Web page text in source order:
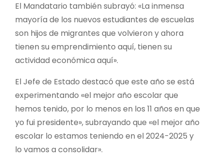
El Mandatario también subrayó: «La inmensa
mayoría de los nuevos estudiantes de escuelas
son hijos de migrantes que volvieron y ahora
tienen su emprendimiento aquí, tienen su
actividad económica aquí».
El Jefe de Estado destacó que este año se está
experimentando «el mejor año escolar que
hemos tenido, por lo menos en los 11 años en que
yo fui presidente», subrayando que «el mejor año
escolar lo estamos teniendo en el 2024-2025 y
lo vamos a consolidar».